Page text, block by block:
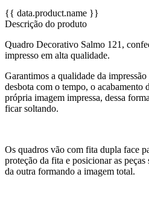
{{ data.product.name }}
Descrição do produto
Quadro Decorativo Salmo 121,
impresso em alta qualidade.
Garantimos a qualidade da
desbota com o tempo, o acabamento
própria imagem impressa, dessa
ficar soltando.
Os quadros vão com fita dupla face
proteção da fita e posicionar as peças
da outra formando a imagem total.